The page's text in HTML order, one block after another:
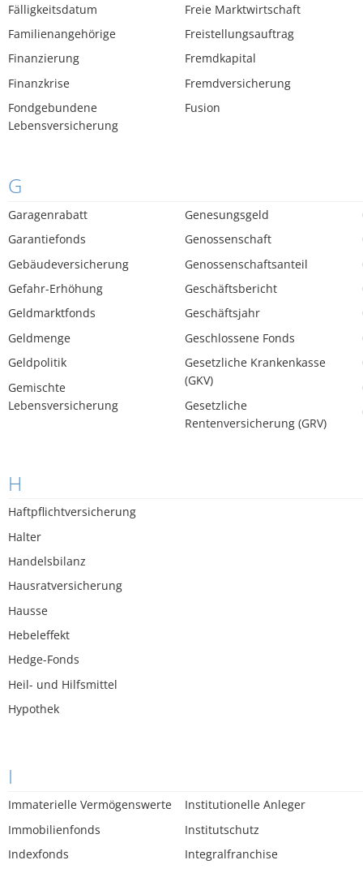
Fälligkeitsdatum
Familienangehörige
Finanzierung
Finanzkrise
Fondgebundene
Lebensversicherung
Freie Marktwirtschaft
Freistellungsauftrag
Fremdkapital
Fremdversicherung
Fusion
G
Garagenrabatt
Garantiefonds
Gebäudeversicherung
Gefahr-Erhöhung
Geldmarktfonds
Geldmenge
Geldpolitik
Gemischte
Lebensversicherung
Genesungsgeld
Genossenschaft
Genossenschaftsanteil
Geschäftsbericht
Geschäftsjahr
Geschlossene Fonds
Gesetzliche Krankenkasse
(GKV)
Gesetzliche
Rentenversicherung (GRV)
H
Haftpflichtversicherung
Halter
Handelsbilanz
Hausratversicherung
Hausse
Hebeleffekt
Hedge-Fonds
Heil- und Hilfsmittel
Hypothek
I
Immaterielle Vermögenswerte
Immobilienfonds
Indexfonds
Institutionelle Anleger
Institutschutz
Integralfranchise